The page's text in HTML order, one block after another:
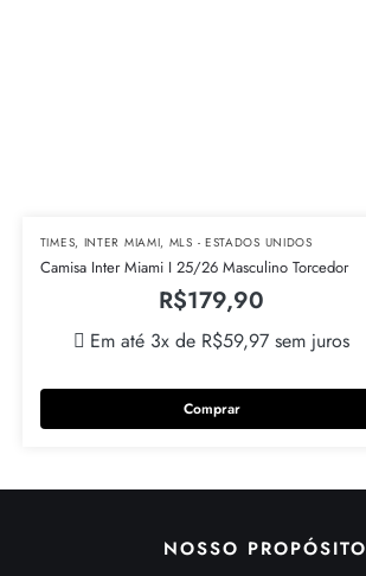
TIMES, INTER MIAMI, MLS - ESTADOS UNIDOS
Camisa Inter Miami I 25/26 Masculino Torcedor
R$179,90
Em até 3x de R$59,97 sem juros
Comprar
NOSSO PROPÓSITO